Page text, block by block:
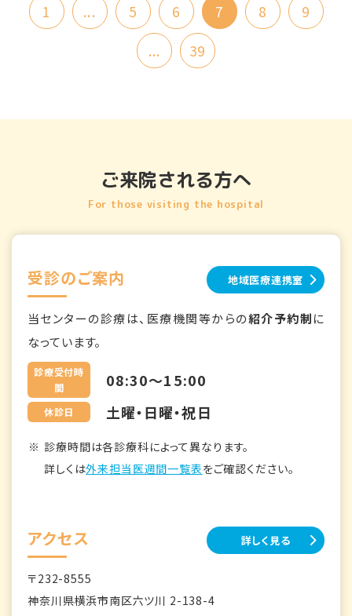
1 ... 5 6 7 8
9
...
39
ご来院される方へ
For those visiting the hospital
受診のご案内 地域医療連携室
当センターの診療は、医療機関等からの紹介予約制に
なっています。
診療受付時
間
08:30～15:00
休診日 土曜・日曜・祝日
診療時間は各診療科によって異なります。
詳しくは外来担当医週間一覧表をご確認ください。
アクセス 詳しく見る
〒232-8555
神奈川県横浜市南区六ツ川 2-138-4